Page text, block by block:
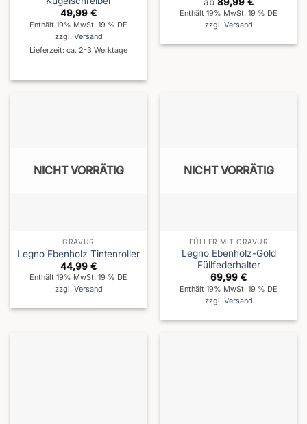
49,99 €
Enthält 19% MwSt. 19 % DE
zzgl. Versand
Lieferzeit: ca. 2-3 Werktage
Enthält 19% MwSt. 19 % DE
zzgl. Versand
NICHT VORRÄTIG
GRAVUR
Legno Ebenholz Tintenroller
44,99 €
Enthält 19% MwSt. 19 % DE
zzgl. Versand
NICHT VORRÄTIG
FÜLLER MIT GRAVUR
Legno Ebenholz-Gold
Füllfederhalter
69,99 €
Enthält 19% MwSt. 19 % DE
zzgl. Versand